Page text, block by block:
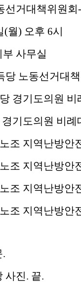
거대책위원
월) 오후 6시
사무실
노동선거대
기도의원 비
기도의원 비
조 지역난방안
조 지역난방안
조 지역난방안
조 지역난방안
.
사진. 끝.